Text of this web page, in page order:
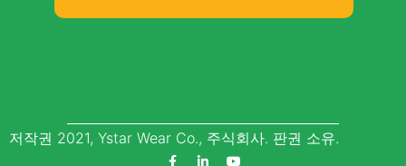
저작권 2021, Ystar Wear Co., 주식회사. 판권 소유.